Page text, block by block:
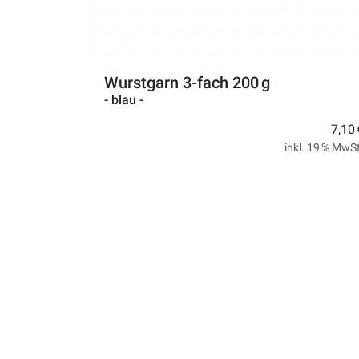
Wurstgarn 3-fach 200 g
- blau -
7,10
inkl. 19 %